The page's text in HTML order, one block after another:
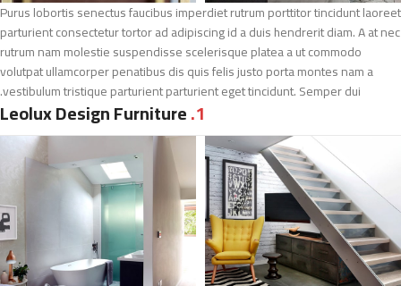
Purus lobortis senectus faucibus imperdiet rutrum porttitor tincidunt laoreet
parturient consectetur tortor ad adipiscing id a duis hendrerit diam. A at nec
rutrum nam molestie suspendisse scelerisque platea a ut commodo
volutpat ullamcorper penatibus dis quis felis justo porta montes nam a
vestibulum tristique parturient parturient eget tincidunt. Semper dui.
1.